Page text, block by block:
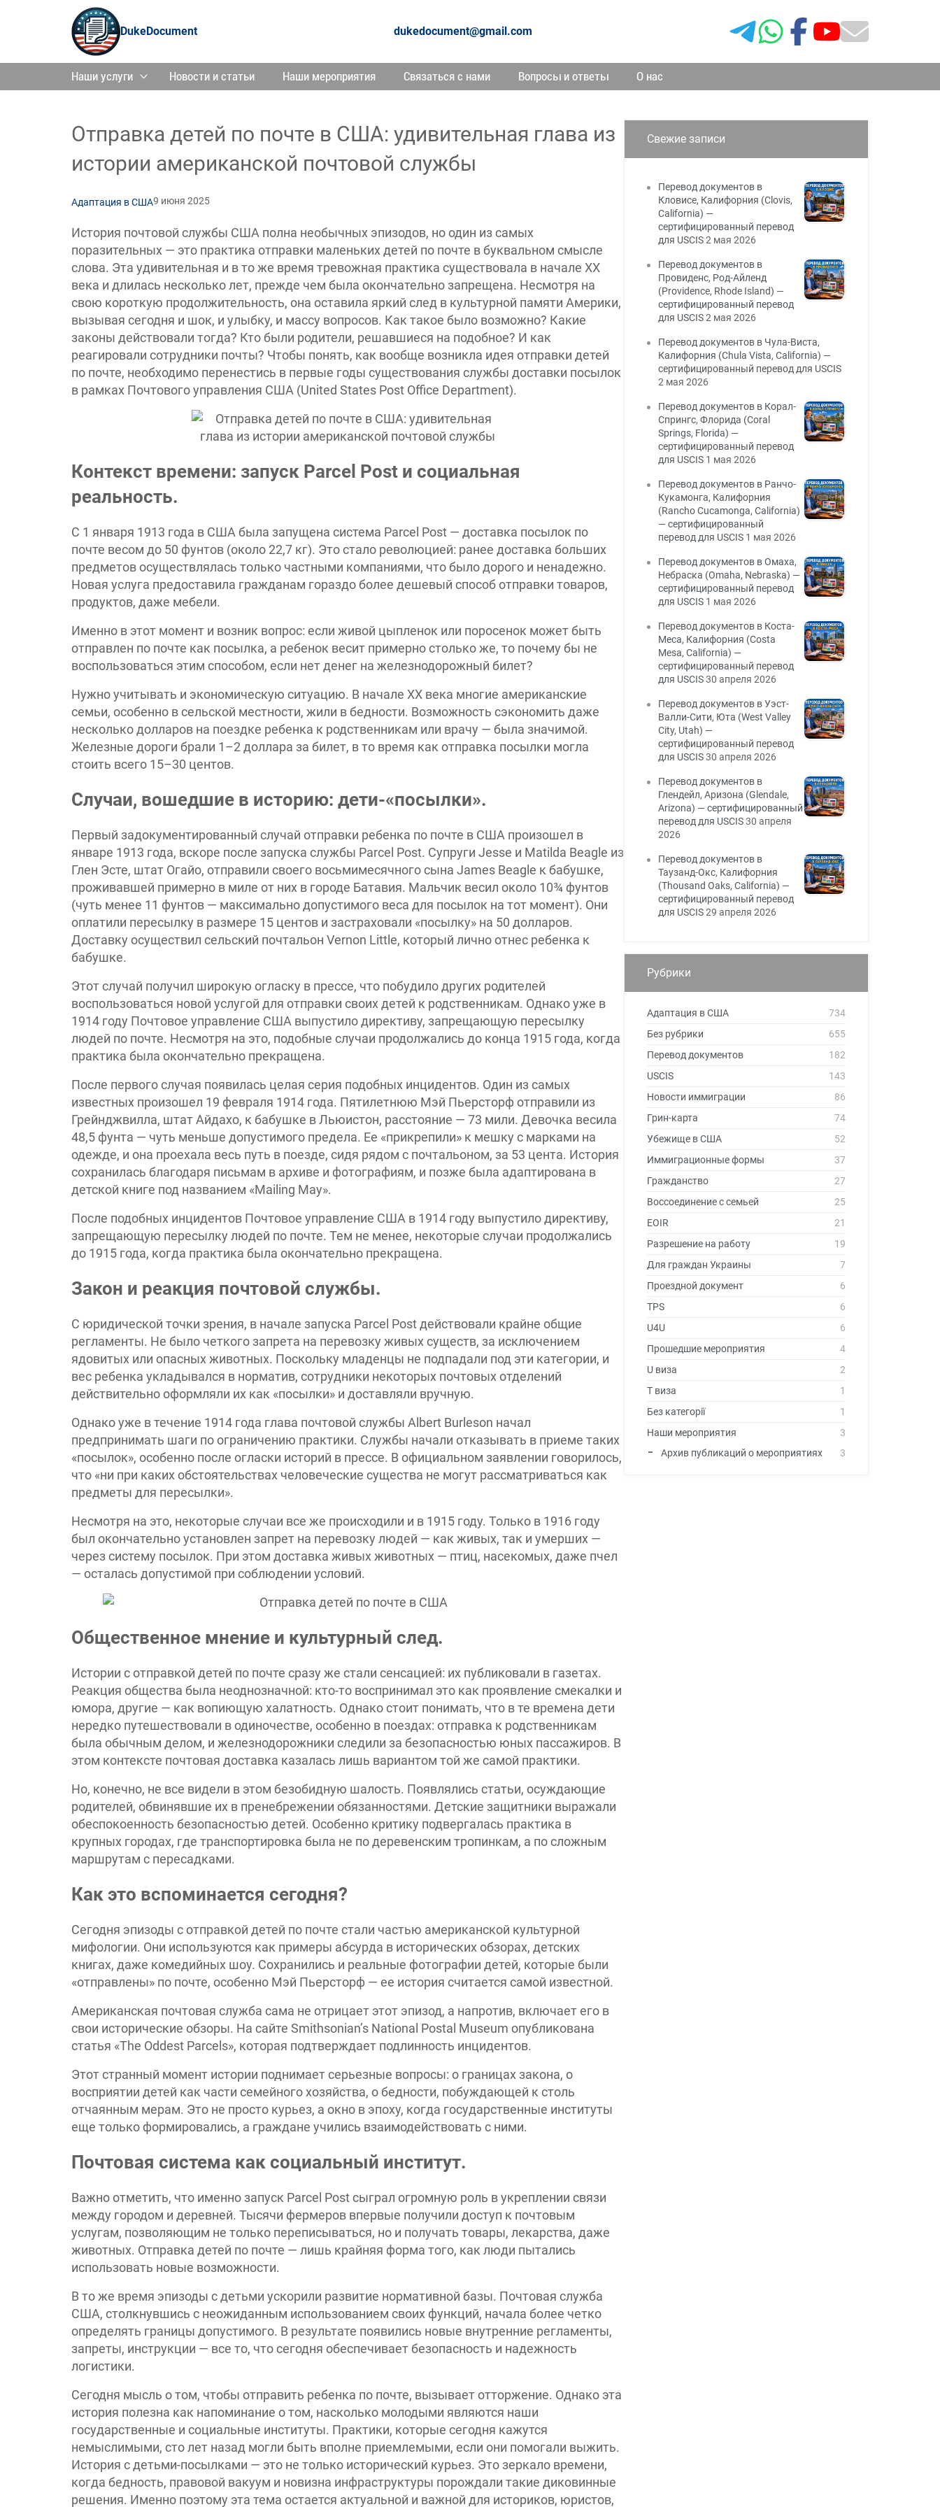
DukeDocument dukedocument@gmail.com
Наши услуги Новости и статьи Наши мероприятия Связаться с нами Вопросы и ответы О нас
Отправка детей по почте в США: удивительная глава из
истории американской почтовой службы
Адаптация в США9 июня 2025
История почтовой службы США полна необычных эпизодов, но один из самых
поразительных — это практика отправки маленьких детей по почте в буквальном смысле
слова. Эта удивительная и в то же время тревожная практика существовала в начале XX
века и длилась несколько лет, прежде чем была окончательно запрещена. Несмотря на
свою короткую продолжительность, она оставила яркий след в культурной памяти Америки,
вызывая сегодня и шок, и улыбку, и массу вопросов. Как такое было возможно? Какие
законы действовали тогда? Кто были родители, решавшиеся на подобное? И как
реагировали сотрудники почты? Чтобы понять, как вообще возникла идея отправки детей
по почте, необходимо перенестись в первые годы существования службы доставки посылок
в рамках Почтового управления США (United States Post Office Department).
Контекст времени: запуск Parcel Post и социальная
реальность.
С 1 января 1913 года в США была запущена система Parcel Post — доставка посылок по
почте весом до 50 фунтов (около 22,7 кг). Это стало революцией: ранее доставка больших
предметов осуществлялась только частными компаниями, что было дорого и ненадежно.
Новая услуга предоставила гражданам гораздо более дешевый способ отправки товаров,
продуктов, даже мебели.
Именно в этот момент и возник вопрос: если живой цыпленок или поросенок может быть
отправлен по почте как посылка, а ребенок весит примерно столько же, то почему бы не
воспользоваться этим способом, если нет денег на железнодорожный билет?
Нужно учитывать и экономическую ситуацию. В начале XX века многие американские
семьи, особенно в сельской местности, жили в бедности. Возможность сэкономить даже
несколько долларов на поездке ребенка к родственникам или врачу — была значимой.
Железные дороги брали 1–2 доллара за билет, в то время как отправка посылки могла
стоить всего 15–30 центов.
Случаи, вошедшие в историю: дети-«посылки».
Первый задокументированный случай отправки ребенка по почте в США произошел в
январе 1913 года, вскоре после запуска службы Parcel Post. Супруги Jesse и Matilda Beagle из
Глен Эсте, штат Огайо, отправили своего восьмимесячного сына James Beagle к бабушке,
проживавшей примерно в миле от них в городе Батавия. Мальчик весил около 10¾ фунтов
(чуть менее 11 фунтов — максимально допустимого веса для посылок на тот момент). Они
оплатили пересылку в размере 15 центов и застраховали «посылку» на 50 долларов.
Доставку осуществил сельский почтальон Vernon Little, который лично отнес ребенка к
бабушке.
Этот случай получил широкую огласку в прессе, что побудило других родителей
воспользоваться новой услугой для отправки своих детей к родственникам. Однако уже в
1914 году Почтовое управление США выпустило директиву, запрещающую пересылку
людей по почте. Несмотря на это, подобные случаи продолжались до конца 1915 года, когда
практика была окончательно прекращена.
После первого случая появилась целая серия подобных инцидентов. Один из самых
известных произошел 19 февраля 1914 года. Пятилетнюю Мэй Пьерсторф отправили из
Грейнджвилла, штат Айдахо, к бабушке в Льюистон, расстояние — 73 мили. Девочка весила
48,5 фунта — чуть меньше допустимого предела. Ее «прикрепили» к мешку с марками на
одежде, и она проехала весь путь в поезде, сидя рядом с почтальоном, за 53 цента. История
сохранилась благодаря письмам в архиве и фотографиям, и позже была адаптирована в
детской книге под названием «Mailing May».
После подобных инцидентов Почтовое управление США в 1914 году выпустило директиву,
запрещающую пересылку людей по почте. Тем не менее, некоторые случаи продолжались
до 1915 года, когда практика была окончательно прекращена.
Закон и реакция почтовой службы.
С юридической точки зрения, в начале запуска Parcel Post действовали крайне общие
регламенты. Не было четкого запрета на перевозку живых существ, за исключением
ядовитых или опасных животных. Поскольку младенцы не подпадали под эти категории, и
вес ребенка укладывался в норматив, сотрудники некоторых почтовых отделений
действительно оформляли их как «посылки» и доставляли вручную.
Однако уже в течение 1914 года глава почтовой службы Albert Burleson начал
предпринимать шаги по ограничению практики. Службы начали отказывать в приеме таких
«посылок», особенно после огласки историй в прессе. В официальном заявлении говорилось,
что «ни при каких обстоятельствах человеческие существа не могут рассматриваться как
предметы для пересылки».
Несмотря на это, некоторые случаи все же происходили и в 1915 году. Только в 1916 году
был окончательно установлен запрет на перевозку людей — как живых, так и умерших —
через систему посылок. При этом доставка живых животных — птиц, насекомых, даже пчел
— осталась допустимой при соблюдении условий.
Общественное мнение и культурный след.
Истории с отправкой детей по почте сразу же стали сенсацией: их публиковали в газетах.
Реакция общества была неоднозначной: кто-то воспринимал это как проявление смекалки и
юмора, другие — как вопиющую халатность. Однако стоит понимать, что в те времена дети
нередко путешествовали в одиночестве, особенно в поездах: отправка к родственникам
была обычным делом, и железнодорожники следили за безопасностью юных пассажиров. В
этом контексте почтовая доставка казалась лишь вариантом той же самой практики.
Но, конечно, не все видели в этом безобидную шалость. Появлялись статьи, осуждающие
родителей, обвинявшие их в пренебрежении обязанностями. Детские защитники выражали
обеспокоенность безопасностью детей. Особенно критику подвергалась практика в
крупных городах, где транспортировка была не по деревенским тропинкам, а по сложным
маршрутам с пересадками.
Как это вспоминается сегодня?
Сегодня эпизоды с отправкой детей по почте стали частью американской культурной
мифологии. Они используются как примеры абсурда в исторических обзорах, детских
книгах, даже комедийных шоу. Сохранились и реальные фотографии детей, которые были
«отправлены» по почте, особенно Мэй Пьерсторф — ее история считается самой известной.
Американская почтовая служба сама не отрицает этот эпизод, а напротив, включает его в
свои исторические обзоры. На сайте Smithsonian’s National Postal Museum опубликована
статья «The Oddest Parcels», которая подтверждает подлинность инцидентов.
Этот странный момент истории поднимает серьезные вопросы: о границах закона, о
восприятии детей как части семейного хозяйства, о бедности, побуждающей к столь
отчаянным мерам. Это не просто курьез, а окно в эпоху, когда государственные институты
еще только формировались, а граждане учились взаимодействовать с ними.
Почтовая система как социальный институт.
Важно отметить, что именно запуск Parcel Post сыграл огромную роль в укреплении связи
между городом и деревней. Тысячи фермеров впервые получили доступ к почтовым
услугам, позволяющим не только переписываться, но и получать товары, лекарства, даже
животных. Отправка детей по почте — лишь крайняя форма того, как люди пытались
использовать новые возможности.
В то же время эпизоды с детьми ускорили развитие нормативной базы. Почтовая служба
США, столкнувшись с неожиданным использованием своих функций, начала более четко
определять границы допустимого. В результате появились новые внутренние регламенты,
запреты, инструкции — все то, что сегодня обеспечивает безопасность и надежность
логистики.
Сегодня мысль о том, чтобы отправить ребенка по почте, вызывает отторжение. Однако эта
история полезна как напоминание о том, насколько молодыми являются наши
государственные и социальные институты. Практики, которые сегодня кажутся
немыслимыми, сто лет назад могли быть вполне приемлемыми, если они помогали выжить.
История с детьми-посылками — это не только исторический курьез. Это зеркало времени,
когда бедность, правовой вакуум и новизна инфраструктуры порождали такие диковинные
решения. Именно поэтому эта тема остается актуальной и важной для историков, юристов,
Свежие записи
Перевод документов в
Кловисе, Калифорния (Clovis,
California) —
сертифицированный перевод
для USCIS2 мая 2026
Перевод документов в
Провиденс, Род-Айленд
(Providence, Rhode Island) —
сертифицированный перевод
для USCIS2 мая 2026
Перевод документов в Чула-Виста,
Калифорния (Chula Vista, California) —
сертифицированный перевод для USCIS
2 мая 2026
Перевод документов в Корал-
Спрингс, Флорида (Coral
Springs, Florida) —
сертифицированный перевод
для USCIS 1 мая 2026
Перевод документов в Ранчо-
Кукамонга, Калифорния
(Rancho Cucamonga, California)
— сертифицированный
перевод для USCIS 1 мая 2026
Перевод документов в Омаха,
Небраска (Omaha, Nebraska) —
сертифицированный перевод
для USCIS 1 мая 2026
Перевод документов в Коста-
Меса, Калифорния (Costa
Mesa, California) —
сертифицированный перевод
для USCIS30 апреля 2026
Перевод документов в Уэст-
Валли-Сити, Юта (West Valley
City, Utah) —
сертифицированный перевод
для USCIS30 апреля 2026
Перевод документов в
Глендейл, Аризона (Glendale,
Arizona) — сертифицированный
перевод для USCIS30 апреля
2026
Перевод документов в
Таузанд-Окс, Калифорния
(Thousand Oaks, California) —
сертифицированный перевод
для USCIS29 апреля 2026
Рубрики
Адаптация в США
734
Без рубрики
655
Перевод документов
182
USCIS
143
Новости иммиграции
86
Грин-карта
74
Убежище в США
52
Иммиграционные формы
37
Гражданство
27
Воссоединение с семьей
25
EOIR
21
Разрешение на работу
19
Для граждан Украины
7
Проездной документ
6
TPS
6
U4U
6
Прошедшие мероприятия
4
U виза
2
T виза
1
Без категорії
1
Наши мероприятия
3
Архив публикаций о мероприятиях
3